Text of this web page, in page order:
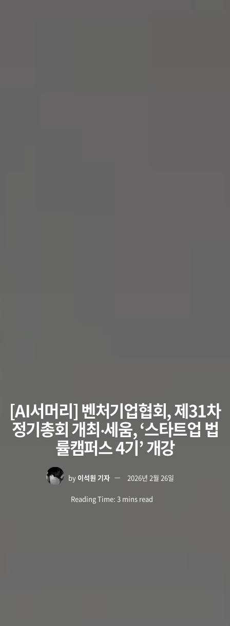
[AI서머리] 벤처기업협회, 제31차
정기총회 개최‧세움, ‘스타트업 법
률캠퍼스 4기’ 개강
by 이석원 기자 2026년 2월 26일
Reading Time: 3 mins read